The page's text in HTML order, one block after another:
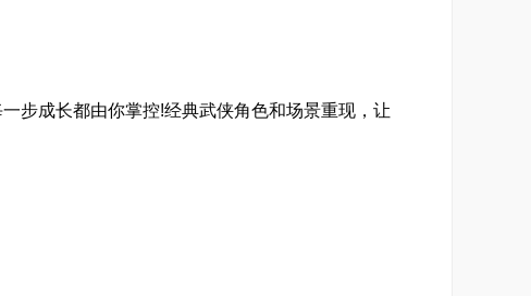
成长都由你掌控!经典武侠角色和场景重现，让